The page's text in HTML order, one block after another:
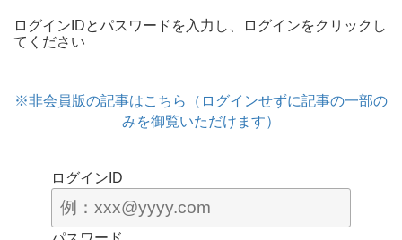
ログインIDとパスワードを入力し、ログインをクリックし
てください
※非会員版の記事はこちら（ログインせずに記事の一部の
みを御覧いただけます）
ログインID